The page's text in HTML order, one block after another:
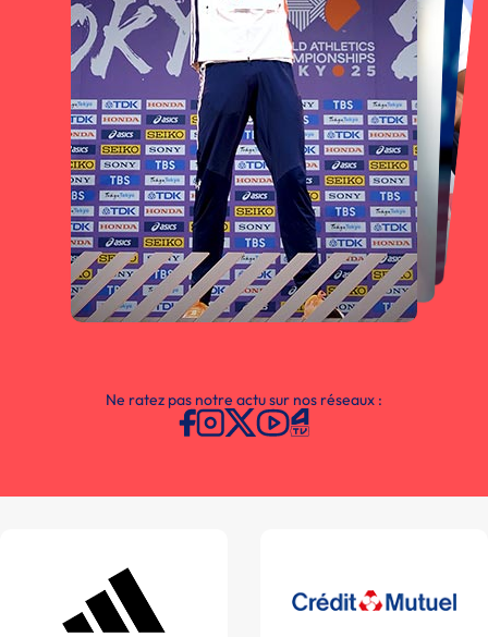
Ne ratez pas notre actu sur nos réseaux :